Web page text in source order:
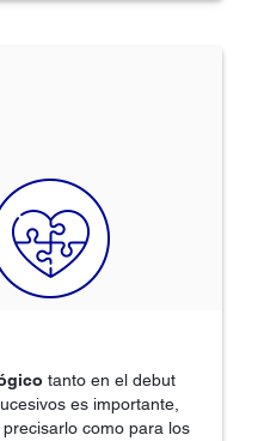
tanto en el debut
es importante,
como para los